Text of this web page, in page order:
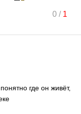
0/ 1
где он живёт,